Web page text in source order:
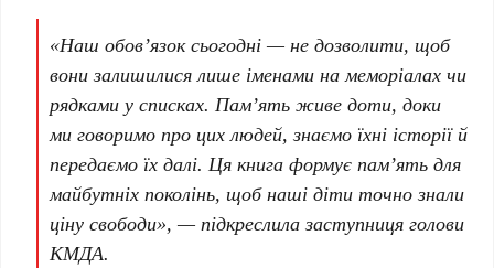
«Наш обов’язок сьогодні — не дозволити, щоб
вони залишилися лише іменами на меморіалах чи
рядками у списках. Пам’ять живе доти, доки
ми говоримо про цих людей, знаємо їхні історії й
передаємо їх далі. Ця книга формує пам’ять для
майбутніх поколінь, щоб наші діти точно знали
ціну свободи», — підкреслила заступниця голови
КМДА.